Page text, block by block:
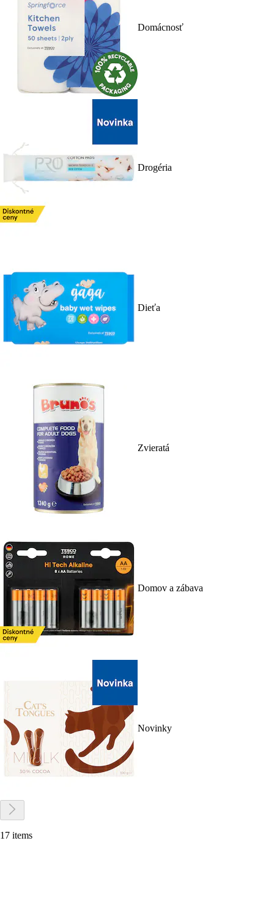
Domácnosť
Drogéria
Dieťa
Zvieratá
Domov a zábava
Novinky
17 items